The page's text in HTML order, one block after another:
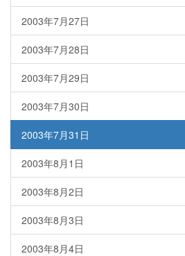
2003年7月27日
2003年7月28日
2003年7月29日
2003年7月30日
2003年7月31日
2003年8月1日
2003年8月2日
2003年8月3日
2003年8月4日